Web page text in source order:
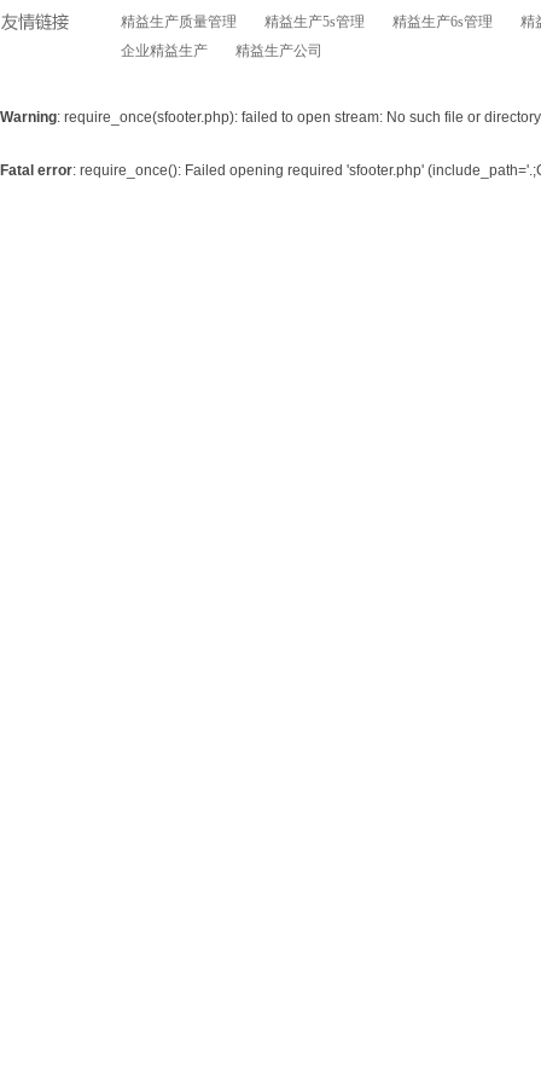
精益生产质量管理
精益生产5s管理 精益生产6s管理
精
企业精益生产
精益生产公司
Warning: require_once(sfooter.php): failed to open stream: No such file or
Fatal error: require_once(): Failed opening required 'sfooter.php'